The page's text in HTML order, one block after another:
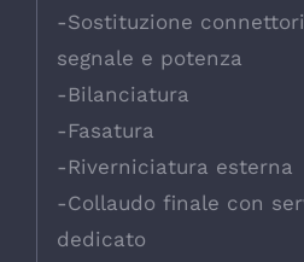
-Sostituzione
segnale e potenza
-Bilanciatura
-Fasatura
-Riverniciatura esterna
-Collaudo finale con
dedicato